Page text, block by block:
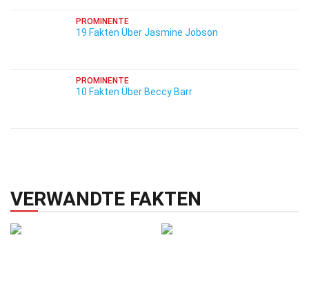
PROMINENTE
19 Fakten Über Jasmine Jobson
PROMINENTE
10 Fakten Über Beccy Barr
VERWANDTE FAKTEN